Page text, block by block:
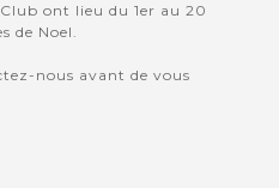
ont lieu du 1er au 20
de Noel.
nous avant de vous